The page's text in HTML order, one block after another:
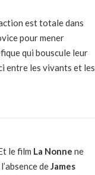
est totale dans
pour mener
qui bouscule leur
entre les vivants et les
le film La Nonne ne
deJames